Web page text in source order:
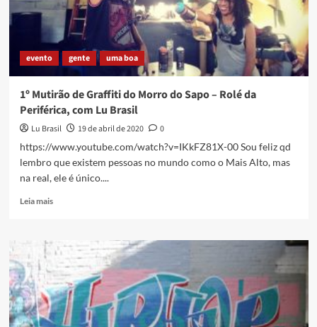
de
Joãozinho
Gomeia
evento gente uma boa
1º Mutirão de Graffiti do Morro do Sapo – Rolé da
Periférica, com Lu Brasil
Lu Brasil 19 de abril de 2020
0
https://www.youtube.com/watch?v=IKkFZ81X-00 Sou feliz qd
lembro que existem pessoas no mundo como o Mais Alto, mas
na real, ele é único....
Leia maisRead
Mutirão
de
Graffiti
do
Morro
do